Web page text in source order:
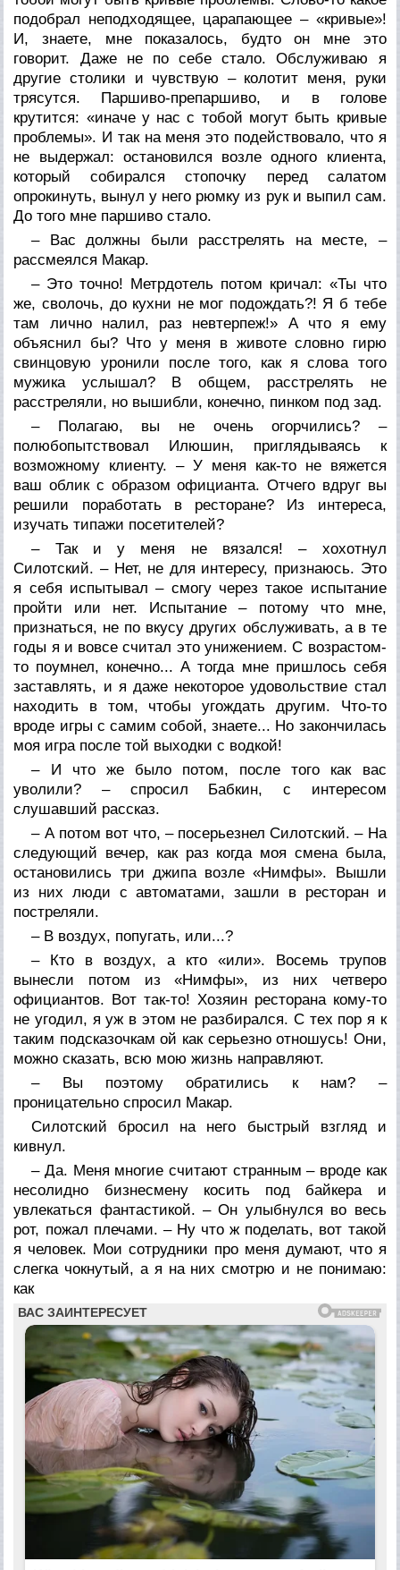
подобрал неподходящее, царапающее – «кривые»!
И, знаете, мне показалось, будто он мне это
говорит. Даже не по себе стало. Обслуживаю я
другие столики и чувствую – колотит меня, руки
трясутся. Паршиво-препаршиво, и в голове
крутится: «иначе у нас с тобой могут быть кривые
проблемы». И так на меня это подействовало, что я
не выдержал: остановился возле одного клиента,
который собирался стопочку перед салатом
опрокинуть, вынул у него рюмку из рук и выпил сам.
До того мне паршиво стало.
– Вас должны были расстрелять на месте, –
рассмеялся Макар.
– Это точно! Метрдотель потом кричал: «Ты что
же, сволочь, до кухни не мог подождать?! Я б тебе
там лично налил, раз невтерпеж!» А что я ему
объяснил бы? Что у меня в животе словно гирю
свинцовую уронили после того, как я слова того
мужика услышал? В общем, расстрелять не
расстреляли, но вышибли, конечно, пинком под зад.
– Полагаю, вы не очень огорчились? –
полюбопытствовал Илюшин, приглядываясь к
возможному клиенту. – У меня как-то не вяжется
ваш облик с образом официанта. Отчего вдруг вы
решили поработать в ресторане? Из интереса,
изучать типажи посетителей?
– Так и у меня не вязался! – хохотнул
Силотский. – Нет, не для интересу, признаюсь. Это
я себя испытывал – смогу через такое испытание
пройти или нет. Испытание – потому что мне,
признаться, не по вкусу других обслуживать, а в те
годы я и вовсе считал это унижением. С возрастом-
то поумнел, конечно... А тогда мне пришлось себя
заставлять, и я даже некоторое удовольствие стал
находить в том, чтобы угождать другим. Что-то
вроде игры с самим собой, знаете... Но закончилась
моя игра после той выходки с водкой!
– И что же было потом, после того как вас
уволили? – спросил Бабкин, с интересом
слушавший рассказ.
– А потом вот что, – посерьезнел Силотский. – На
следующий вечер, как раз когда моя смена была,
остановились три джипа возле «Нимфы». Вышли
из них люди с автоматами, зашли в ресторан и
постреляли.
– В воздух, попугать, или...?
– Кто в воздух, а кто «или». Восемь трупов
вынесли потом из «Нимфы», из них четверо
официантов. Вот так-то! Хозяин ресторана кому-то
не угодил, я уж в этом не разбирался. С тех пор я к
таким подсказочкам ой как серьезно отношусь! Они,
можно сказать, всю мою жизнь направляют.
– Вы поэтому обратились к нам? –
проницательно спросил Макар.
Силотский бросил на него быстрый взгляд и
кивнул.
– Да. Меня многие считают странным – вроде как
несолидно бизнесмену косить под байкера и
увлекаться фантастикой. – Он улыбнулся во весь
рот, пожал плечами. – Ну что ж поделать, вот такой
я человек. Мои сотрудники про меня думают, что я
слегка чокнутый, а я на них смотрю и не понимаю:
как